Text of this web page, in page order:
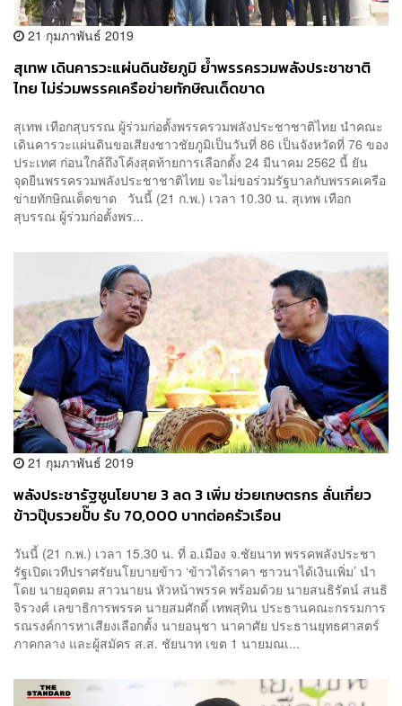
21 กุมภาพันธ์ 2019
สุเทพ เดินคารวะแผ่นดินชัยภูมิ ย้ำพรรครวมพลังประชาชาติ
ไทย ไม่ร่วมพรรคเครือข่ายทักษิณเด็ดขาด
สุเทพ เทือกสุบรรณ ผู้ร่วมก่อตั้งพรรครวมพลังประชาชาติไทย นำคณะ
เดินคารวะแผ่นดินขอเสียงชาวชัยภูมิเป็นวันที่ 86 เป็นจังหวัดที่ 76 ของ
ประเทศ ก่อนใกล้ถึงโค้งสุดท้ายการเลือกตั้ง 24 มีนาคม 2562 นี้ ยัน
จุดยืนพรรครวมพลังประชาชาติไทย จะไม่ขอร่วมรัฐบาลกับพรรคเครือ
ข่ายทักษิณเด็ดขาด วันนี้ (21 ก.พ.) เวลา 10.30 น. สุเทพ เทือก
สุบรรณ ผู้ร่วมก่อตั้งพร...
21 กุมภาพันธ์ 2019
พลังประชารัฐชูนโยบาย 3 ลด 3 เพิ่ม ช่วยเกษตรกร ลั่นเกี่ยว
ข้าวปุ๊บรวยปั๊บ รับ 70,000 บาทต่อครัวเรือน
วันนี้ (21 ก.พ.) เวลา 15.30 น. ที่ อ.เมือง จ.ชัยนาท พรรคพลังประชา
รัฐเปิดเวทีปราศรัยนโยบายข้าว ‘ข้าวได้ราคา ชาวนาได้เงินเพิ่ม’ นำ
โดย นายอุตตม สาวนายน หัวหน้าพรรค พร้อมด้วย นายสนธิรัตน์ สนธิ
จิรวงศ์ เลขาธิการพรรค นายสมศักดิ์ เทพสุทิน ประธานคณะกรรมการ
รณรงค์การหาเสียงเลือกตั้ง นายอนุชา นาคาศัย ประธานยุทธศาสตร์
ภาคกลาง และผู้สมัคร ส.ส. ชัยนาท เขต 1 นายมณเ...